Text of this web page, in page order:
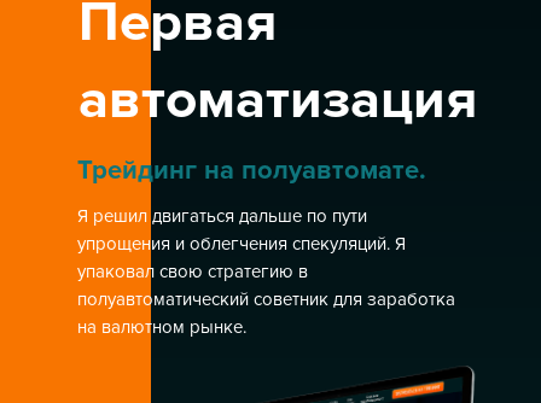
Я решил двигаться дальше по пути
упрощения и облегчения спекуляций. Я
упаковал свою стратегию в
полуавтоматический советник для заработка
на валютном рынке.
Первая
автоматизация
Трейдинг на полуавтомате.